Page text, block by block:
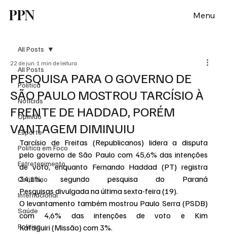
PPN Menu
All Posts
Política
Notícias
Opinião
Esporte
Politica em Foco
Entretenimento
Cotidiano
Internacional
Saúde
Politica
All Posts
PESQUISA PARA O GOVERNO DE
SÃO PAULO MOSTROU TARCÍSIO À
FRENTE DE HADDAD, PORÉM
VANTAGEM DIMINUIU
22 de jun. 1 min de leitura
Tarcísio de Freitas (Republicanos) lidera a disputa
pelo governo de São Paulo com 45,6% das intenções
de voto, enquanto Fernando Haddad (PT) registra
34,1%, segundo pesquisa do
Paraná
Pesquisas divulgada na última sexta-feira (19).
O levantamento também mostrou Paulo Serra (PSDB)
com 4,6% das intenções de voto e Kim
Kataguiri (Missão) com 3%.